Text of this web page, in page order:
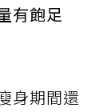
有飽足
身期間還